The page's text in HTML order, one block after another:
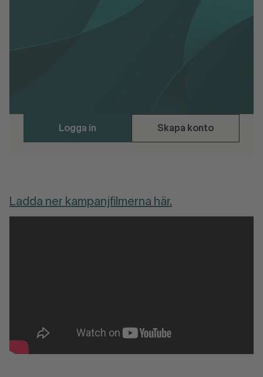
Logga in Skapa konto
Ladda ner kampanjfilmerna här.